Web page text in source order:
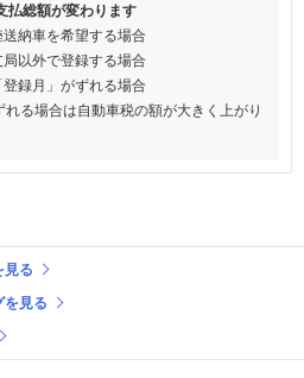
払総額が変わります
納車を希望する場合
以外で登録する場合
録月」がずれる場合
れる場合は自動車税の額が大きく上がり
見る
を見る